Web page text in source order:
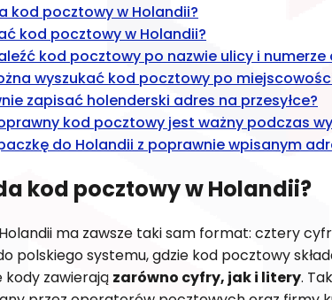
kod pocztowy w Holandii?
kod pocztowy w Holandii?
kod pocztowy po nazwie ulicy i numerze
wyszukać kod pocztowy po
zapisać holenderski adres na przesyłce?
kod pocztowy jest ważny podczas
do Holandii z poprawnie wpisanym
kod pocztowy w Holandii?
ma zawsze taki sam format: cztery
polskiego systemu, gdzie kod pocztowy
kody zawierają zarówno cyfry, jak i litery.